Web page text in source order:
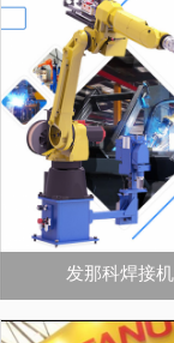
发那科焊接